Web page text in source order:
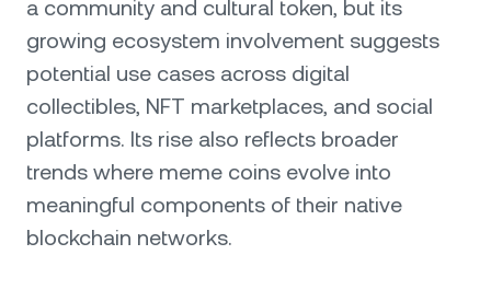
a community and cultural token, but its
growing ecosystem involvement suggests
potential use cases across digital
collectibles, NFT marketplaces, and social
platforms. Its rise also reflects broader
trends where meme coins evolve into
meaningful components of their native
blockchain networks.